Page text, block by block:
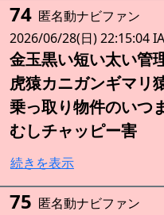
74 匿名動ナビファン
2026/06/28(日) 22:15:04
金玉黒い短い太い管
虎猿カニガンギマリ
乗っ取り物件のいつ
むしチャッピー害
続きを表示
75 匿名動ナビファン